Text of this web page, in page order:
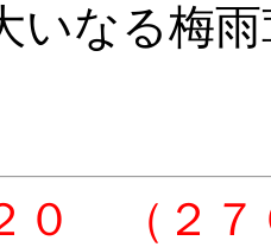
梅雨茸
０ （２７